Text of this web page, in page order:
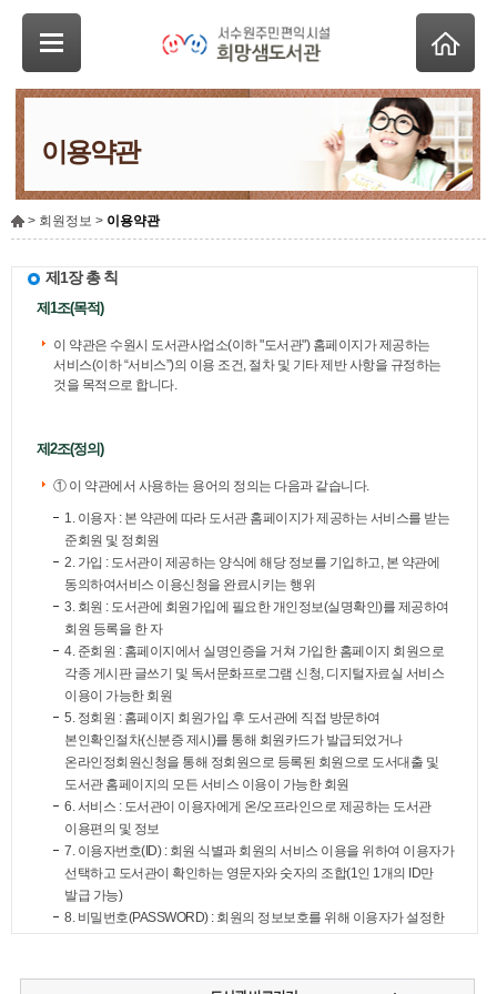
> 회원정보 > 이용약관
이용약관
제1장 총 칙
제1조(목적)
이 약관은 수원시 도서관사업소(이하 "도서관") 홈페이지가 제공하는
서비스(이하 “서비스”)의 이용 조건, 절차 및 기타 제반 사항을 규정하는
것을 목적으로 합니다.
제2조(정의)
① 이 약관에서 사용하는 용어의 정의는 다음과 같습니다.
1. 이용자 : 본 약관에 따라 도서관 홈페이지가 제공하는 서비스를 받는
준회원 및 정회원
2. 가입 : 도서관이 제공하는 양식에 해당 정보를 기입하고, 본 약관에
동의하여서비스 이용신청을 완료시키는 행위
3. 회원 : 도서관에 회원가입에 필요한 개인정보(실명확인)를 제공하여
회원 등록을 한 자
4. 준회원 : 홈페이지에서 실명인증을 거쳐 가입한 홈페이지 회원으로
각종 게시판 글쓰기 및 독서문화프로그램 신청, 디지털자료실 서비스
이용이 가능한 회원
5. 정회원 : 홈페이지 회원가입 후 도서관에 직접 방문하여
본인확인절차(신분증 제시)를 통해 회원카드가 발급되었거나
온라인정회원신청을 통해 정회원으로 등록된 회원으로 도서대출 및
도서관 홈페이지의 모든 서비스 이용이 가능한 회원
6. 서비스 : 도서관이 이용자에게 온/오프라인으로 제공하는 도서관
이용편의 및 정보
7. 이용자번호(ID) : 회원 식별과 회원의 서비스 이용을 위하여 이용자가
선택하고 도서관이 확인하는 영문자와 숫자의 조합(1인 1개의 ID만
발급 가능)
8. 비밀번호(PASSWORD) : 회원의 정보보호를 위해 이용자가 설정한
이용을 종료시키는 의사표시